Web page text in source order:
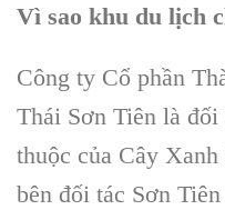
Vì sao khu du lịch
Công ty Cổ phần
Thái Sơn Tiên là đối
thuộc của Cây
bên đối tác Sơn